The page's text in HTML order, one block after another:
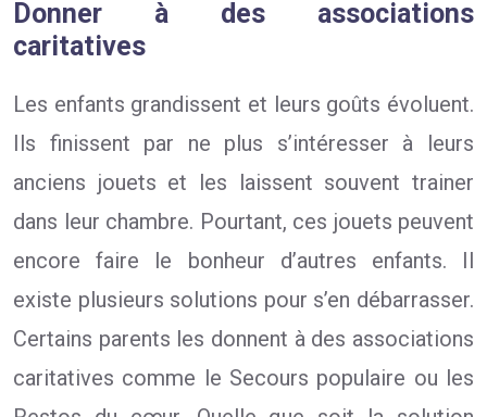
Donner à des associations
caritatives
Les enfants grandissent et leurs goûts évoluent.
Ils finissent par ne plus s’intéresser à leurs
anciens jouets et les laissent souvent trainer
dans leur chambre. Pourtant, ces jouets peuvent
encore faire le bonheur d’autres enfants. Il
existe plusieurs solutions pour s’en débarrasser.
Certains parents les donnent à des associations
caritatives comme le Secours populaire ou les